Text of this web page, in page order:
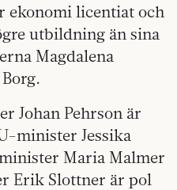
ekonomi licentiat och
utbildning än sina
Magdalena
Johan Pehrson är
minister Jessika
Maria Malmer
Erik Slottner är pol